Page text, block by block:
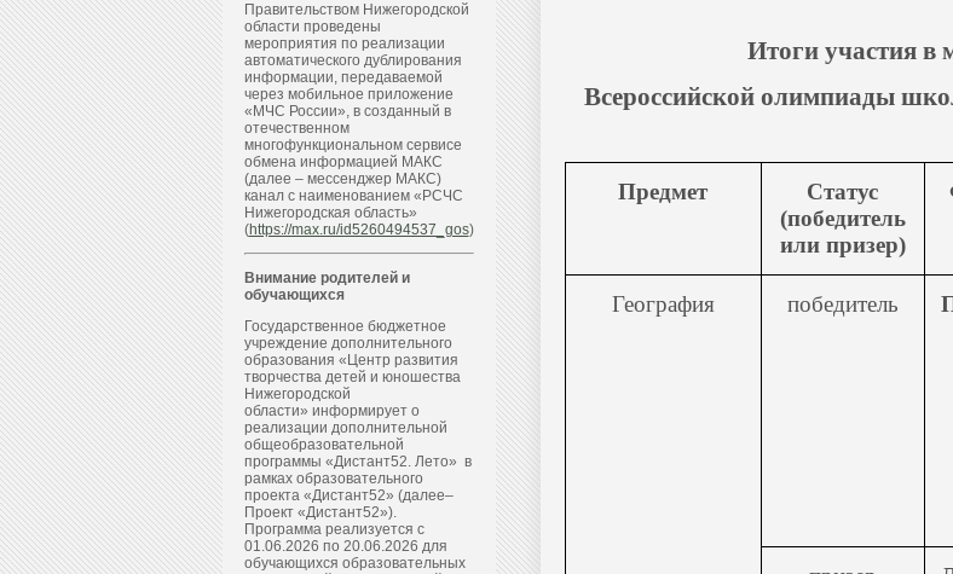
Правительством Нижегородской
области проведены
мероприятия по реализации
автоматического дублирования
информации, передаваемой
через мобильное приложение
«МЧС России», в созданный в
отечественном
многофункциональном сервисе
обмена информацией МАКС
(далее – мессенджер МАКС)
канал с наименованием «РСЧС
Нижегородская область»
(https://max.ru/id5260494537_gos)
Внимание родителей и
обучающихся
Государственное бюджетное
учреждение дополнительного
образования «Центр развития
творчества детей и юношества
Нижегородской
области» информирует о
реализации дополнительной
общеобразовательной
программы «Дистант52. Лето» в
рамках образовательного
проекта «Дистант52» (далее–
Проект «Дистант52»).
Программа реализуется с
01.06.2026 по 20.06.2026 для
обучающихся образовательных
Итоги участия в
Всероссийской олимпиады
Предмет
Статус
(победитель
или призер)
География победитель